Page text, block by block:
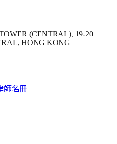
(CENTRAL), 19-20
HONG KONG
師名冊